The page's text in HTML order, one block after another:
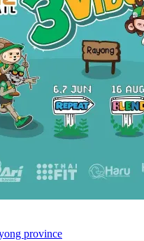
province